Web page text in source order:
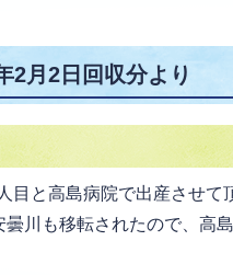
2月2日回収分より
目と高島病院で出産させて
曇川も移転されたので、高